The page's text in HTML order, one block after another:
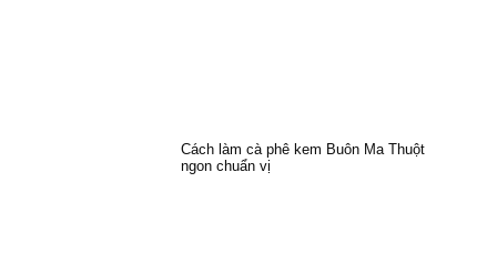
Cách làm cà phê kem Buôn Ma Thuột
ngon chuẩn vị